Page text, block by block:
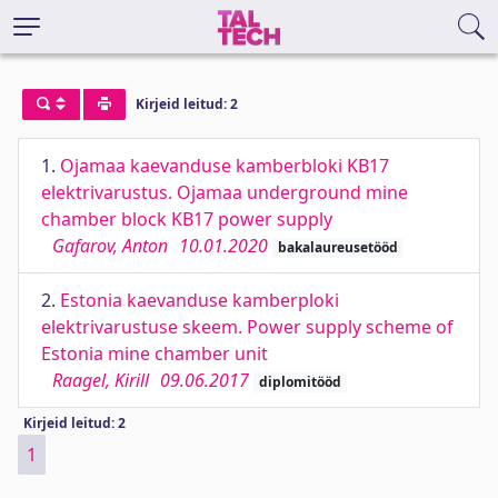
Kirjeid leitud: 2
1. Ojamaa kaevanduse kamberbloki KB17
elektrivarustus. Ojamaa underground mine
chamber block KB17 power supply
Gafarov, Anton 10.01.2020 bakalaureusetööd
2. Estonia kaevanduse kamberploki
elektrivarustuse skeem. Power supply scheme of
Estonia mine chamber unit
Raagel, Kirill 09.06.2017 diplomitööd
Kirjeid leitud: 2
1